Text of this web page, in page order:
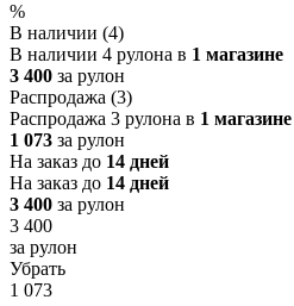
%
В наличии (4)
В наличии 4 рулона в 1 магазине
3 400 за рулон
Распродажа (3)
Распродажа 3 рулона в 1 магазине
1 073 за рулон
На заказ до 14 дней
На заказ до 14 дней
3 400 за рулон
3 400
за рулон
Убрать
1 073